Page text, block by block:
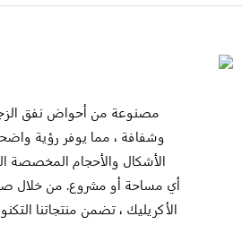
مصنوعة من أحواض نفق
وشفافة ، مما يوفر رؤية
الأشكال والأحجام
الأكريليك ، تضمن منتجاتنا